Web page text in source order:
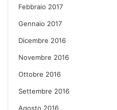
Febbraio 2017
Gennaio 2017
Dicembre 2016
Novembre 2016
Ottobre 2016
Settembre 2016
Agosto 2016